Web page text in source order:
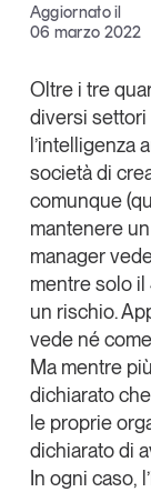
Articoli
Dossier
Il Numero
Interviste
Comunicati
Video
Podcast
Eventi e
Tutti gli
Chi siamo
Contatti
Aggiornato il
06 marzo 2022
Oltre i tre
diversi settori
l’intelligenza
societàdi
comunque
mantenere
manager
mentre solo
un rischio.
vede né
Ma mentre
dichiarato
le proprie
dichiarato di
In ogni caso,